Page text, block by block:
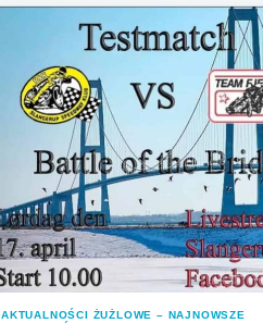
AKTUALNOŚCI ŻUŻLOWE – NAJNOWSZE